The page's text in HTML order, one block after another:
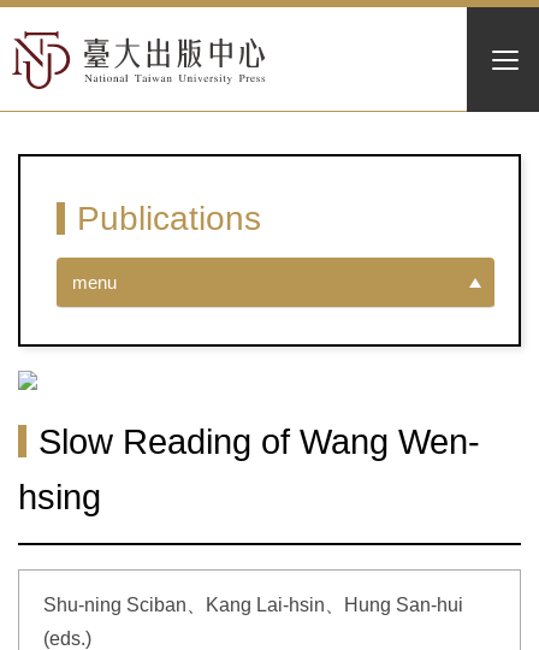
Publications
menu
Slow Reading of Wang Wen-
hsing
Shu-ning Sciban、Kang Lai-hsin、Hung San-hui
(eds.)